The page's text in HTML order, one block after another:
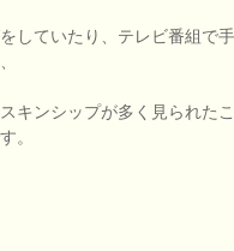
していたり、テレビ番組で
キンシップが多く見られた
。